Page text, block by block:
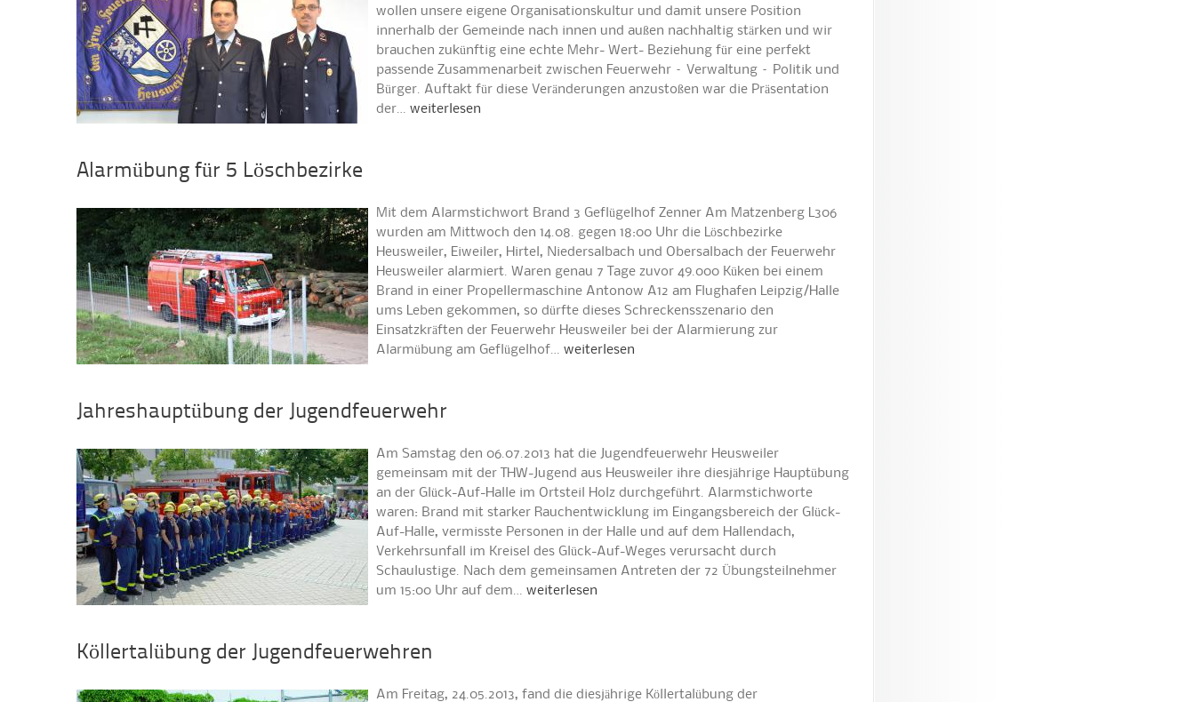
wollen unsere eigene Organisationskultur und damit unsere Position
innerhalb der Gemeinde nach innen und außen nachhaltig stärken und wir
brauchen zukünftig eine echte Mehr- Wert- Beziehung für eine perfekt
passende Zusammenarbeit zwischen Feuerwehr – Verwaltung – Politik und
Bürger. Auftakt für diese Veränderungen anzustoßen war die Präsentation
der… weiterlesen
Alarmübung für 5 Löschbezirke
Mit dem Alarmstichwort Brand 3 Geflügelhof Zenner Am Matzenberg L306
wurden am Mittwoch den 14.08. gegen 18:00 Uhr die Löschbezirke
Heusweiler, Eiweiler, Hirtel, Niedersalbach und Obersalbach der Feuerwehr
Heusweiler alarmiert. Waren genau 7 Tage zuvor 49.000 Küken bei einem
Brand in einer Propellermaschine Antonow A12 am Flughafen Leipzig/Halle
ums Leben gekommen, so dürfte dieses Schreckensszenario den
Einsatzkräften der Feuerwehr Heusweiler bei der Alarmierung zur
Alarmübung am Geflügelhof… weiterlesen
Jahreshauptübung der Jugendfeuerwehr
Am Samstag den 06.07.2013 hat die Jugendfeuerwehr Heusweiler
gemeinsam mit der THW-Jugend aus Heusweiler ihre diesjährige Hauptübung
an der Glück-Auf-Halle im Ortsteil Holz durchgeführt. Alarmstichworte
waren: Brand mit starker Rauchentwicklung im Eingangsbereich der Glück-
Auf-Halle, vermisste Personen in der Halle und auf dem Hallendach,
Verkehrsunfall im Kreisel des Glück-Auf-Weges verursacht durch
Schaulustige. Nach dem gemeinsamen Antreten der 72 Übungsteilnehmer
um 15:00 Uhr auf dem… weiterlesen
Köllertalübung der Jugendfeuerwehren
Am Freitag, 24.05.2013, fand die diesjährige Köllertalübung der